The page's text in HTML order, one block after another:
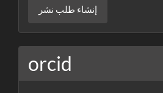
طلب
نشر
إنشاء طلب نشر
orcid